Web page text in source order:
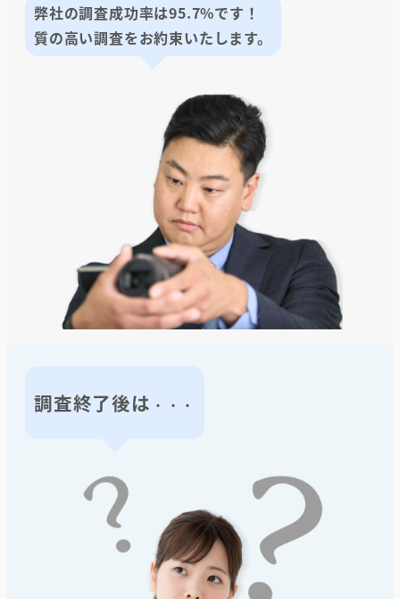
弊社の調査成功率は95.7%です！
質の高い調査をお約束いたします。
調査終了後は ・・・